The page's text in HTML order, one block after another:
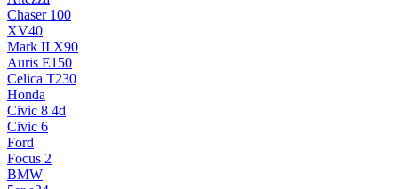
Chaser 100
XV40
Mark II X90
Auris E150
Celica T230
Honda
Civic 8 4d
Civic 6
Ford
Focus 2
BMW